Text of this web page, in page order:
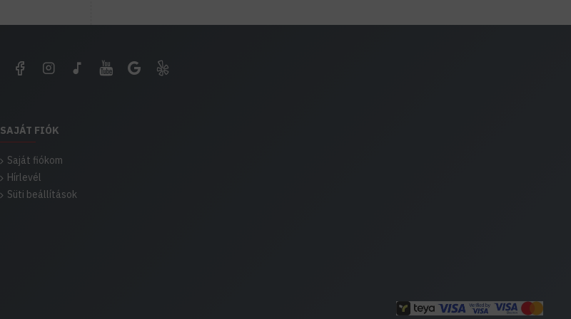
SAJÁT FIÓK
Saját fiókom
Hírlevél
Süti beállítások